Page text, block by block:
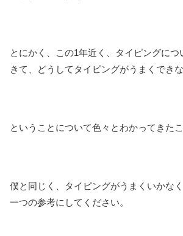
とにかく、この1年近く、タイピングにつ
きて、どうしてタイピングがうまくでき
ということについて色々とわかってきた
僕と同じく、タイピングがうまくいかな
一つの参考にしてください。